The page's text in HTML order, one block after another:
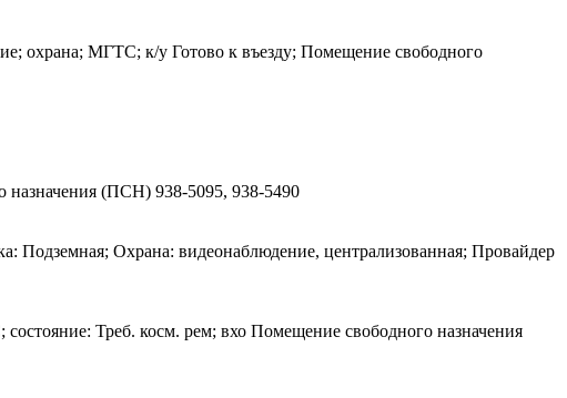
охрана; МГТС; к/у Готово к въезду; Помещение свободного
назначения (ПСН) 938-5095, 938-5490
Подземная; Охрана: видеонаблюдение, централизованная; Провайдер
Треб. косм. рем; вхо Помещение свободного назначения